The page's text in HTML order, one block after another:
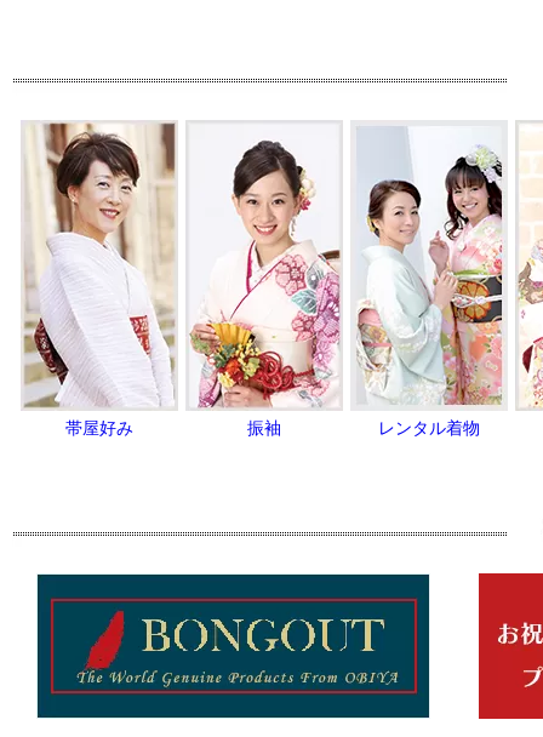
帯屋好み 振袖 レンタル着物